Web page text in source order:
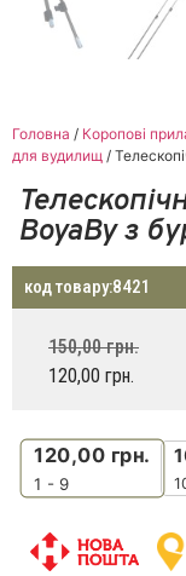
Головна / Коропові
для вудилищ /
BoyaBy з
код товару:8421
150,00грн.
120,00 грн.
120,00 грн.
1 - 9